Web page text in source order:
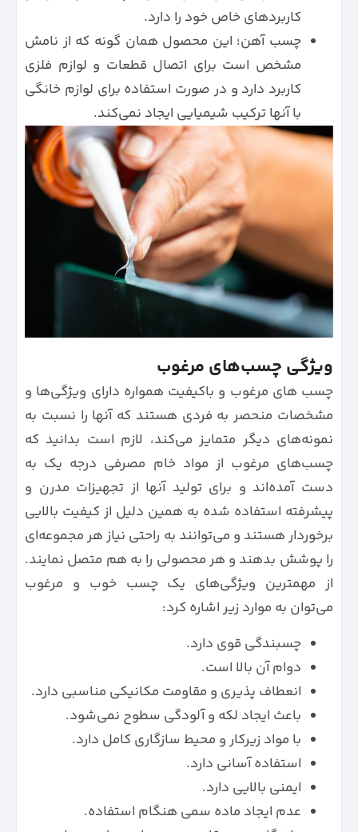
کاربرد‌های خاص خود را دارد.
چسب آهن؛ این محصول همان گونه که از نامش
مشخص است برای اتصال قطعات و لوازم فلزی
کاربرد دارد و در صورت استفاده برای لوازم خانگی
با آنها ترکیب شیمیایی ایجاد نمی‌کند.
ویژگی چسب‌های مرغوب
چسب های مرغوب و باکیفیت همواره دارای ویژگی‌ها و
مشخصات منحصر به فردی هستند که آنها را نسبت به
نمونه‌های دیگر متمایز می‌کند، لازم است بدانید که
چسب‌های مرغوب از مواد خام مصرفی درجه یک به
دست آمده‌اند و برای تولید آنها از تجهیزات مدرن و
پیشرفته استفاده شده به همین دلیل از کیفیت بالایی
برخوردار هستند و می‌توانند به راحتی نیاز هر مجموعه‌ای
را پوشش بدهند و هر محصولی را به هم متصل نمایند.
از مهمترین ویژگی‌های یک چسب خوب و مرغوب
می‌توان به موارد زیر اشاره کرد:
چسبندگی قوی دارد.
دوام آن بالا است.
انعطاف پذیری و مقاومت مکانیکی مناسبی دارد.
باعث ایجاد لکه و آلودگی سطوح نمی‌شود.
با مواد زیرکار و محیط سازگاری کامل دارد.
استفاده آسانی دارد.
ایمنی بالایی دارد.
عدم ایجاد ماده سمی هنگام استفاده.